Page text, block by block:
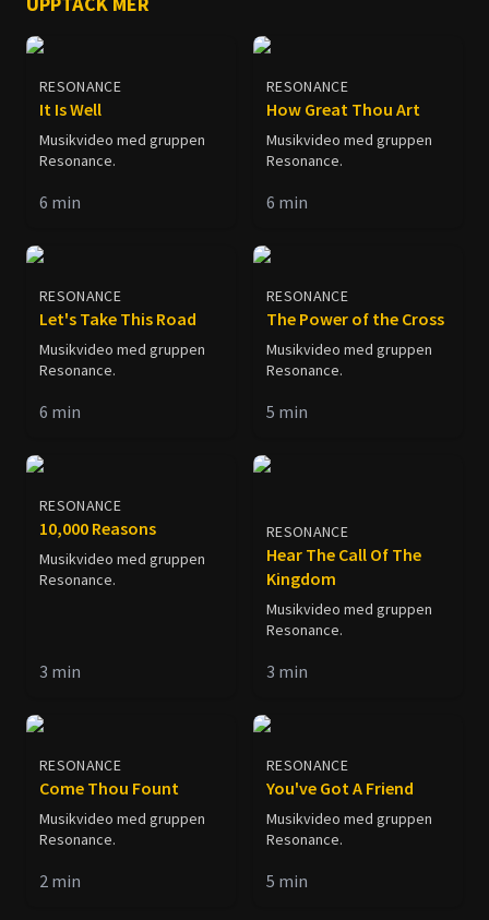
RESONANCE
It Is Well
Musikvideo med gruppen
Resonance.
6 min
RESONANCE
How Great Thou Art
Musikvideo med gruppen
Resonance.
6 min
RESONANCE
Let's Take This Road
Musikvideo med gruppen
Resonance.
6 min
RESONANCE
The Power of the Cross
Musikvideo med gruppen
Resonance.
5 min
RESONANCE
10,000 Reasons
Musikvideo med gruppen
Resonance.
3 min
RESONANCE
Hear The Call Of The
Kingdom
Musikvideo med gruppen
Resonance.
3 min
RESONANCE
Come Thou Fount
Musikvideo med gruppen
Resonance.
2 min
RESONANCE
You've Got A Friend
Musikvideo med gruppen
Resonance.
5 min